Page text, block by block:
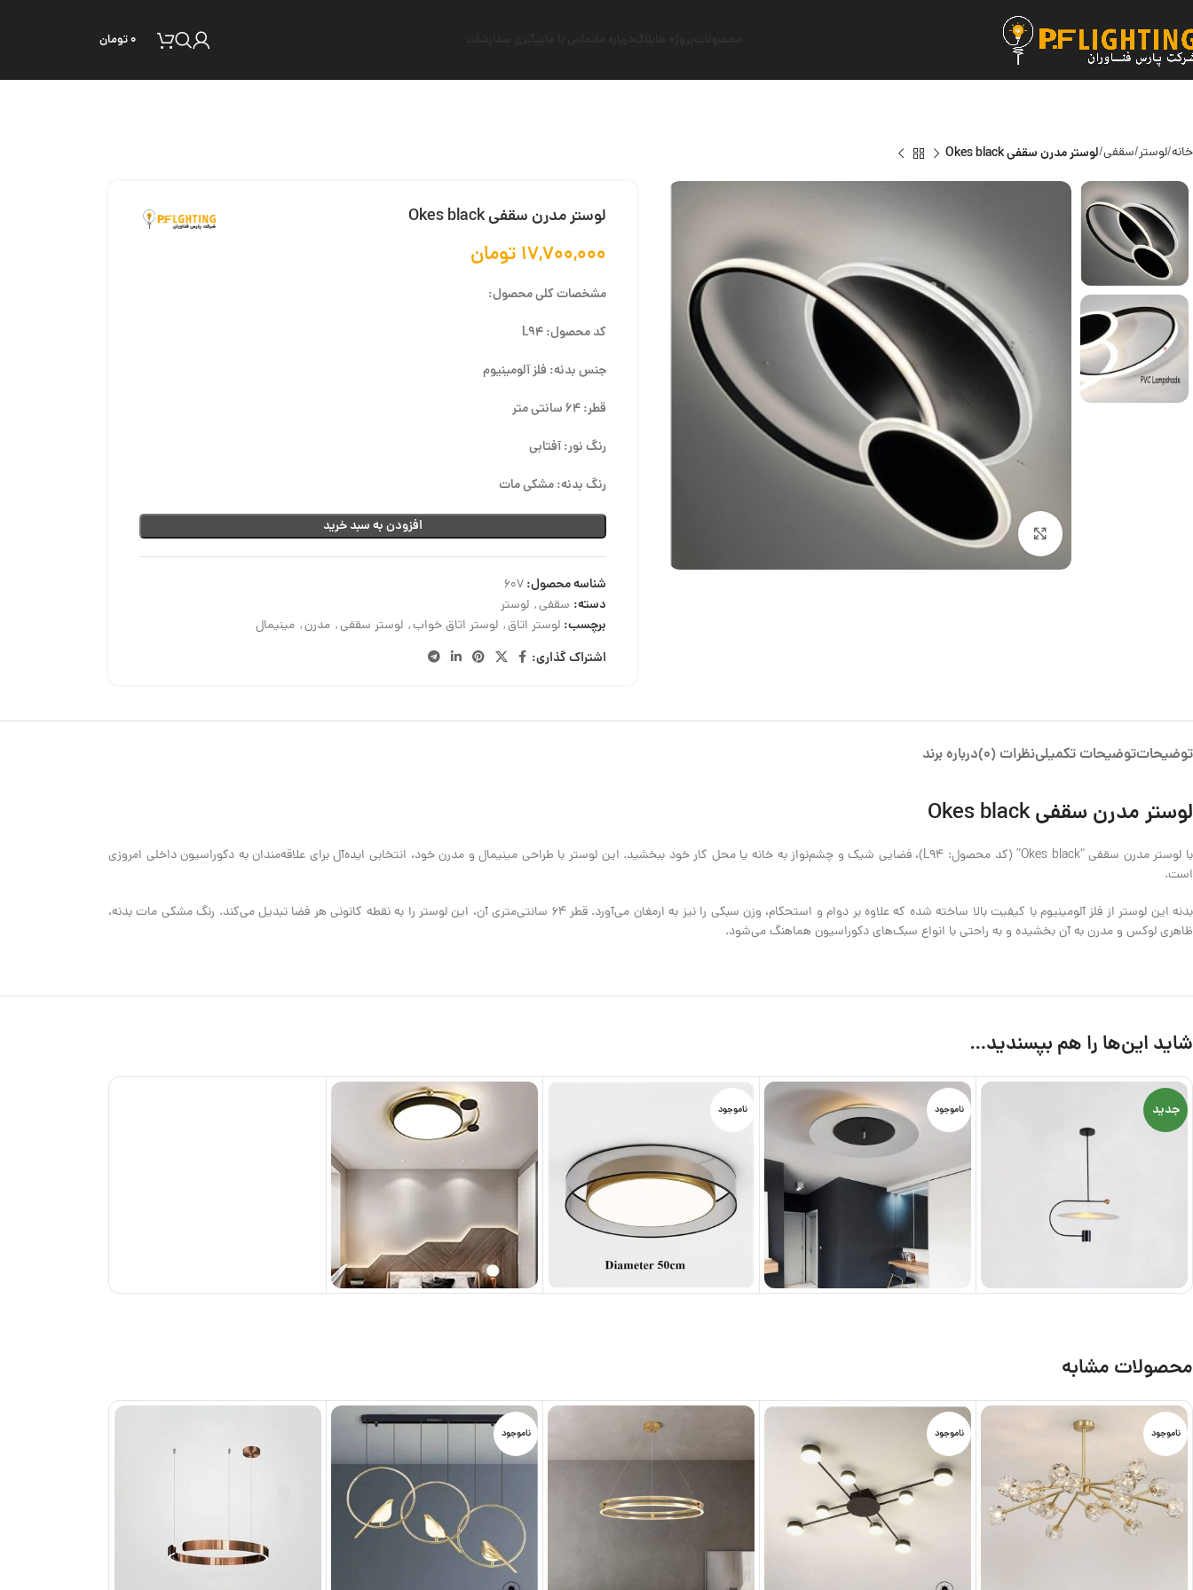
۰تومان
خانه لوستر سقفی لوستر مدرن سقفی Okes black
بزرگنمایی تصویر
لوستر مدرن سقفی Okes black
۱۷,۷۰۰,۰۰۰ تومان
مشخصات کلی محصول:
کد محصول: L94
جنس بدنه: فلز آلومینیوم
قطر: 64 سانتی متر
رنگ نور: آفتابی
رنگ بدنه: مشکی مات
افزودن به سبد خرید
شناسه محصول:607
دسته: سقفی, لوستر
برچسب: لوستر اتاق, لوستر اتاق خواب, لوستر سقفی, مدرن, مینیمال
اشتراک گذاری:
توضیحاتتوضیحات تکمیلینظرات (0) درباره برند
لوستر مدرن سقفی Okes black
با لوستر مدرن سقفی “Okes black” (کد محصول: L94)، فضایی شیک و چشم‌نواز به خانه یا محل کار خود ببخشید. این لوستر با طراحی مینیمال و مدرن خود، انتخابی ایده‌آل برای علاقه‌مندان به دکوراسیون داخلی امروزی
است.
بدنه این لوستر از فلز آلومینیوم با کیفیت بالا ساخته شده که علاوه بر دوام و استحکام، وزن سبکی را نیز به ارمغان می‌آورد. قطر 64 سانتی‌متری آن، این لوستر را به نقطه کانونی هر فضا تبدیل می‌کند. رنگ مشکی مات بدنه،
ظاهری لوکس و مدرن به آن بخشیده و به راحتی با انواع سبک‌های دکوراسیون هماهنگ می‌شود.
شاید این‌ها را هم بپسندید…
جدید ناموجود ناموجود
محصولات مشابه
ناموجود ناموجود ناموجود